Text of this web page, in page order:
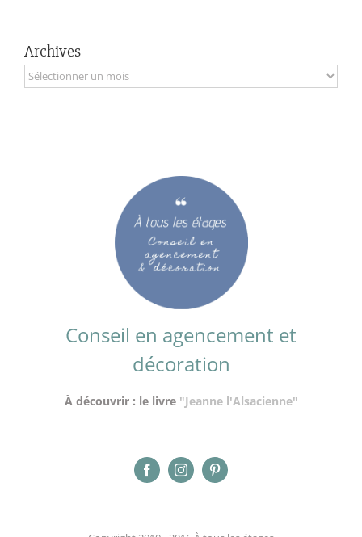
Archives
Archives
Conseil en agencement et
décoration
À découvrir : le livre "Jeanne l'Alsacienne"